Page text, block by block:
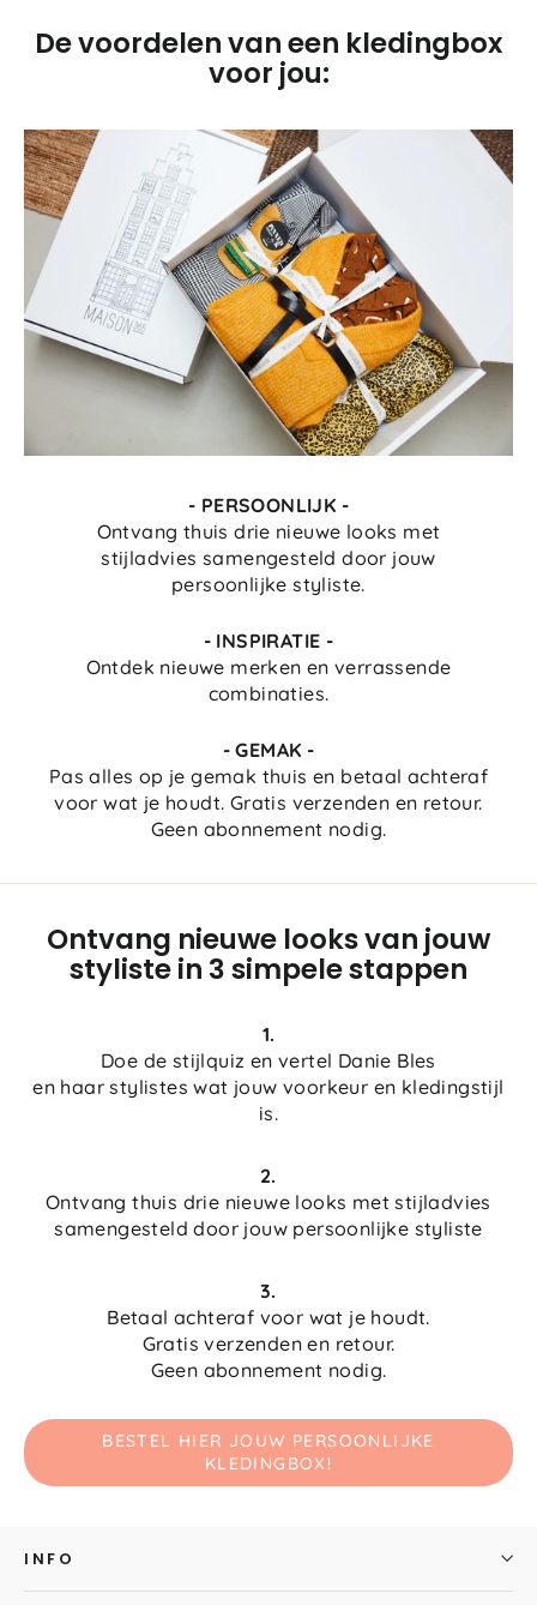
De voordelen van een kledingbox
voor jou:
- PERSOONLIJK -
Ontvang thuis drie nieuwe looks met
stijladvies samengesteld door jouw
persoonlijke styliste.
- INSPIRATIE -
Ontdek nieuwe merken en verrassende
combinaties.
- GEMAK -
Pas alles op je gemak thuis en betaal achteraf
voor wat je houdt. Gratis verzenden en retour.
Geen abonnement nodig.
Ontvang nieuwe looks van jouw
styliste in 3 simpele stappen
1.
Doe de stijlquiz en vertel Danie Bles
en haar stylistes wat jouw voorkeur en kledingstijl
is.
2.
Ontvang thuis drie nieuwe looks met stijladvies
samengesteld door jouw persoonlijke styliste
3.
Betaal achteraf voor wat je houdt.
Gratis verzenden en retour.
Geen abonnement nodig.
BESTEL HIER JOUW PERSOONLIJKE
KLEDINGBOX!
INFO